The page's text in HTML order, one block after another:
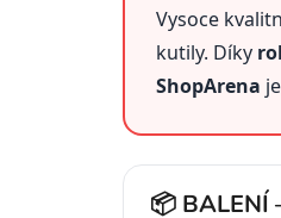
Vysoce
kutily. Díky
ShopArena
📦 BALENÍ